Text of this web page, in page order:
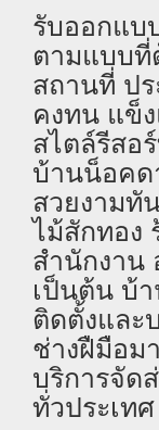
รับออกแบ
ตามแบบที่
สถานที่ ป
คงทน แข็
สไตล์รีสอ
บ้านน็อคด
สวยงามทั
ไม้สักทอง
สำนักงาน
เป็นต้น บ้
ติดตั้งและ
ช่างฝืมือม
บริการจัด
ทั่วประเทศ